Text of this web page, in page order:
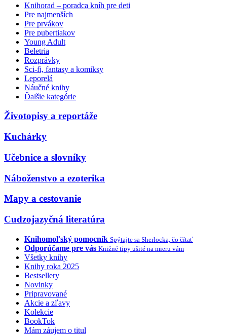
Knihorad – poradca kníh pre deti
Pre najmenších
Pre prvákov
Pre pubertiakov
Young Adult
Beletria
Rozprávky
Sci-fi, fantasy a komiksy
Leporelá
Náučné knihy
Ďalšie kategórie
Životopisy a reportáže
Kuchárky
Učebnice a slovníky
Náboženstvo a ezoterika
Mapy a cestovanie
Cudzojazyčná literatúra
Knihomoľský pomocník Spýtajte sa Sherlocka, čo čítať
Odporúčame pre vás Knižné tipy ušité na mieru vám
Všetky knihy
Knihy roka 2025
Bestsellery
Novinky
Pripravované
Akcie a zľavy
Kolekcie
BookTok
Mám záujem o titul